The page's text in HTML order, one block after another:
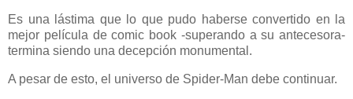
Es una lástima que lo que pudo haberse convertido en la
mejor película de comic book -superando a su antecesora-
termina siendo una decepción monumental.
A pesar de esto, el universo de Spider-Man debe continuar.